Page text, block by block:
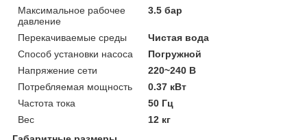
Максимальное рабочее
давление
3.5 бар
Перекачиваемые среды
Чистая вода
Способ установки насоса
Погружной
Напряжение сети
220~240 В
Потребляемая мощность
0.37 кВт
Частота тока
50 Гц
Вес
12 кг